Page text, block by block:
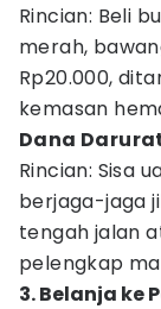
Rincian: Beli
merah,
Rp20.000,
kemasan
Dana
Rincian: Sisa
berjaga-jaga
tengah jalan
pelengkap
3. Belanja ke